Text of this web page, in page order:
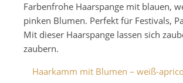
Farbenfrohe Haarspange mit blauen,
pinken Blumen. Perfekt für Festivals,
Mit dieser Haarspange lassen sich
zaubern.
Haarkamm mit Blumen – weiß-